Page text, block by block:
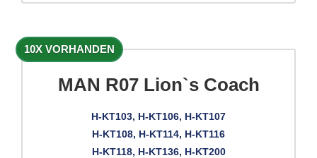
10X VORHANDEN
MAN R07 Lion`s Coach
H-KT103, H-KT106, H-KT107
H-KT108, H-KT114, H-KT116
H-KT118, H-KT136, H-KT200